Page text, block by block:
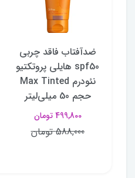
ضدآفتاب فاقد چربی
spf50 هایلی پروتکتیو
نئودرم Max Tinted
حجم 50 میلی‌لیتر
499,800 تومان
588,000 تومان